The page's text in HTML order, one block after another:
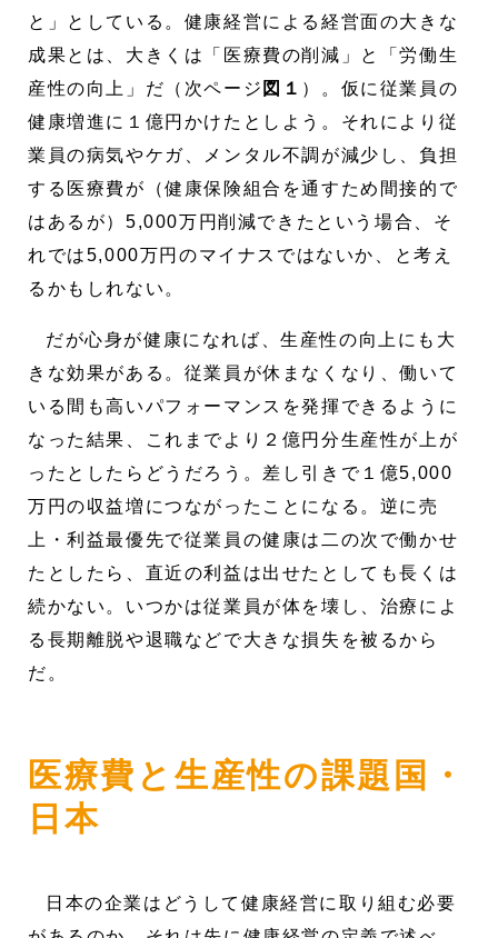
と」としている。健康経営による経営面の大きな
成果とは、大きくは「医療費の削減」と「労働生
産性の向上」だ（次ページ 図１ ）。仮に従業員の
健康増進に１億円かけたとしよう。それにより従
業員の病気やケガ、メンタル不調が減少し、負担
する医療費が（健康保険組合を通すため間接的で
はあるが）5,000万円削減できたという場合、そ
れでは5,000万円のマイナスではないか、と考え
るかもしれない。
だが心身が健康になれば、生産性の向上にも大
きな効果がある。従業員が休まなくなり、働いて
いる間も高いパフォーマンスを発揮できるように
なった結果、これまでより２億円分生産性が上が
ったとしたらどうだろう。差し引きで１億5,000
万円の収益増につながったことになる。逆に売
上・利益最優先で従業員の健康は二の次で働かせ
たとしたら、直近の利益は出せたとしても長くは
続かない。いつかは従業員が体を壊し、治療によ
る長期離脱や退職などで大きな損失を被るから
だ。
医療費と生産性の課題国・
日本
日本の企業はどうして健康経営に取り組む必要